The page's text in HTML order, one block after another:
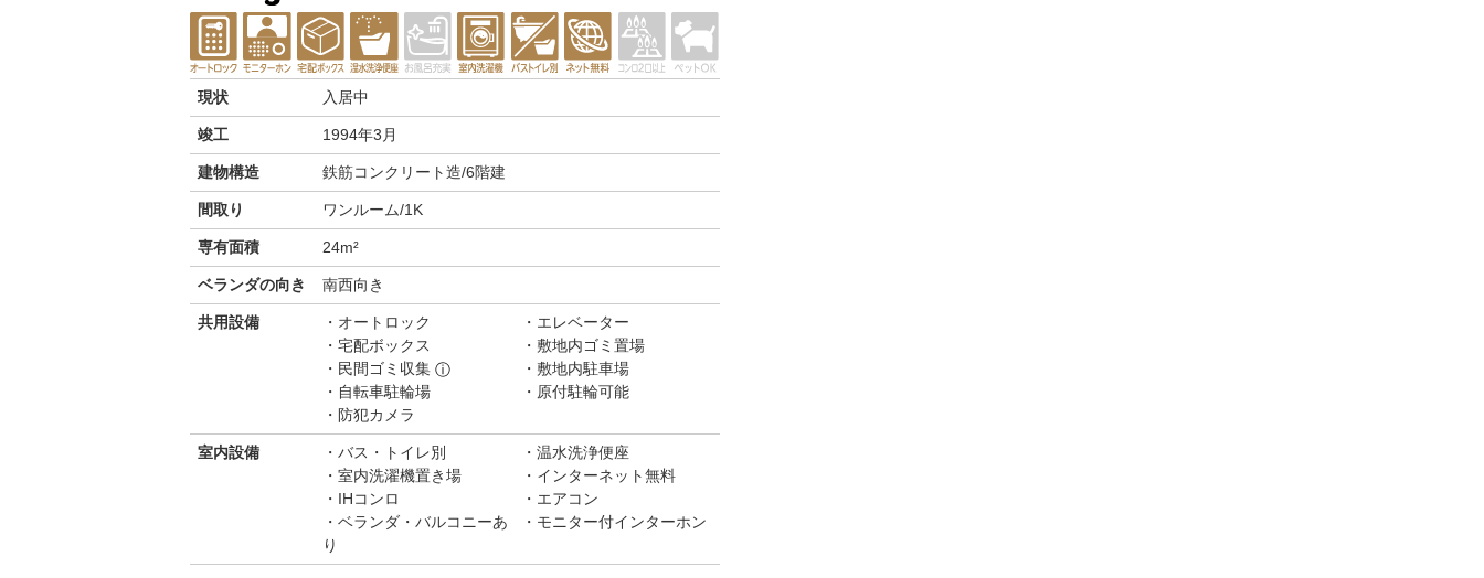
現状 入居中
竣工 1994年3月
建物構造 鉄筋コンクリート造/6階建
間取り ワンルーム/1K
専有面積 24m²
ベランダの向き 南西向き
共用設備 オートロック
エレベーター
宅配ボックス
敷地内ゴミ置場
民間ゴミ収集 ⓘ
敷地内駐車場
自転車駐輪場
原付駐輪可能
防犯カメラ
室内設備 バス・トイレ別
温水洗浄便座
室内洗濯機置き場
インターネット無料
IHコンロ
エアコン
ベランダ・バルコニーあ
り
モニター付インターホン